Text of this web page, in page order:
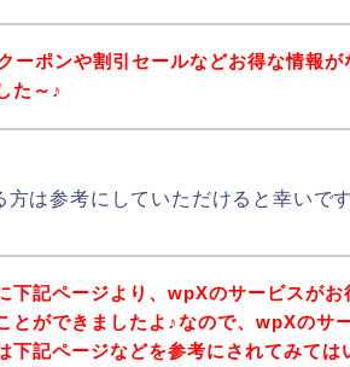
ーポンや割引セールなどお得な情報が
た～♪
は参考にしていただけると幸いです
下記ページより、wpXのサービスがお
とができましたよ♪なので、wpXのサ
下記ページなどを参考にされてみては